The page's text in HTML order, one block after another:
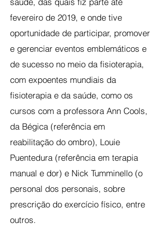
fevereiro de 2019, e onde tive
oportunidade de participar, promover
e gerenciar eventos emblemáticos e
de sucesso no meio da fisioterapia,
com expoentes mundiais da
fisioterapia e da saúde, como os
cursos com a professora Ann Cools,
da Bégica (referência em
reabilitação do ombro), Louie
Puentedura (referência em terapia
manual e dor) e Nick Tumminello (o
personal dos personais, sobre
prescrição do exercício físico, entre
outros.